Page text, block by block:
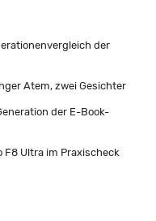
der
Atem, zwei Gesichter
der E-Book-
F8 Ultra im Praxischeck